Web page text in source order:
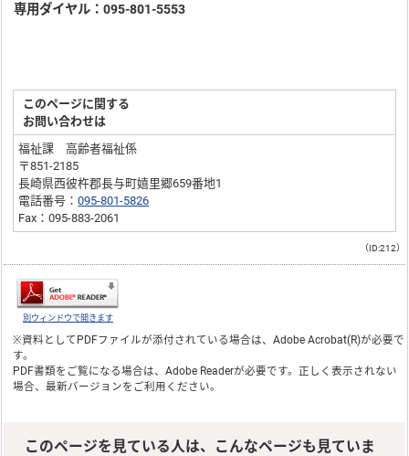
専用ダイヤル：095-801-5553
このページに関する
お問い合わせは
福祉課 高齢者福祉係
〒851-2185
長崎県西彼杵郡長与町嬉里郷659番地1
電話番号：095-801-5826
Fax：095-883-2061
（ID:212）
別ウィンドウで開きます
※資料としてPDFファイルが添付されている場合は、Adobe Acrobat(R)が必要で
す。
PDF書類をご覧になる場合は、Adobe Readerが必要です。正しく表示されない
場合、最新バージョンをご利用ください。
このページを見ている人は、こんなページも見ていま